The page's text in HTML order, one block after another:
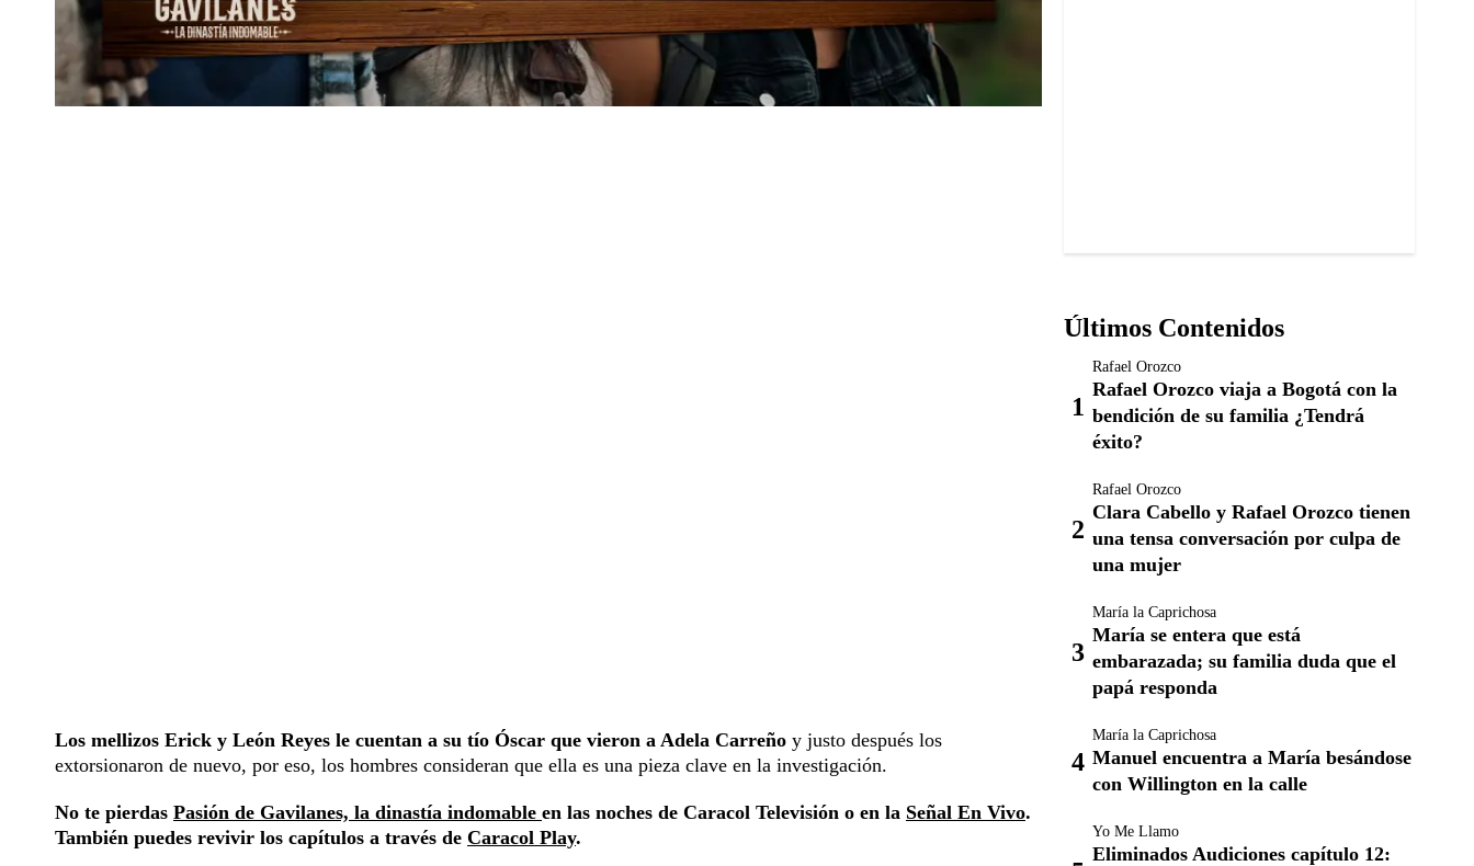
Los mellizos Erick y León Reyes le cuentan a su tío Óscar que vieron a Adela Carreño y justo después los
extorsionaron de nuevo, por eso, los hombres consideran que ella es una pieza clave en la investigación.
No te pierdas Pasión de Gavilanes, la dinastía indomable en las noches de Caracol Televisión o en la Señal En Vivo.
También puedes revivir los capítulos a través de Caracol Play.
Últimos Contenidos
Rafael Orozco
Rafael Orozco viaja a Bogotá con la
bendición de su familia ¿Tendrá
éxito?
Rafael Orozco
Clara Cabello y Rafael Orozco tienen
una tensa conversación por culpa de
una mujer
María la Caprichosa
María se entera que está
embarazada; su familia duda que el
papá responda
María la Caprichosa
Manuel encuentra a María besándose
con Willington en la calle
Yo Me Llamo
Eliminados Audiciones capítulo 12: